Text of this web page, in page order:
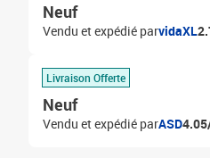
Neuf
Vendu et expédié parvidaXL
Livraison Offerte
Neuf
Vendu et expédié parASD